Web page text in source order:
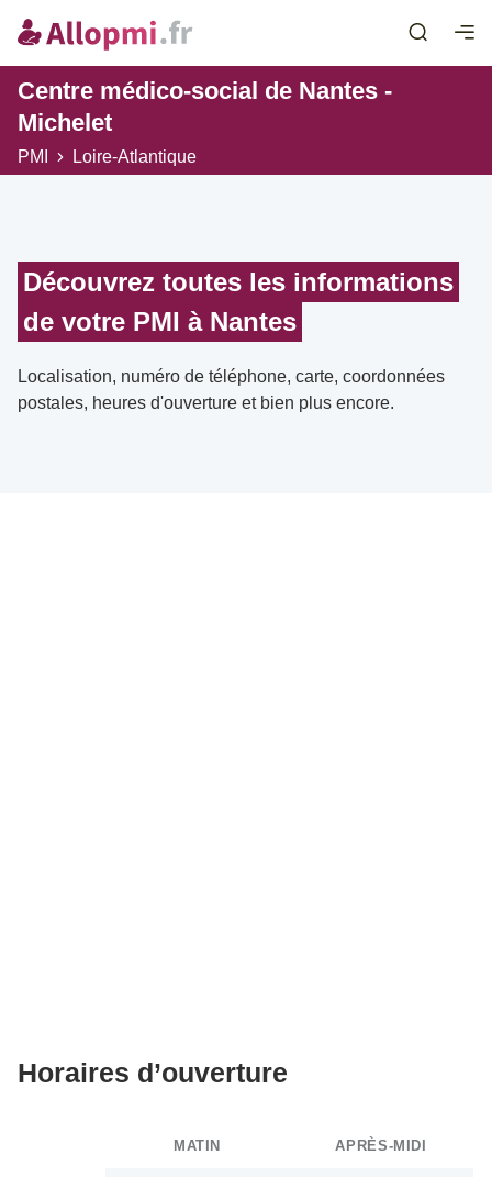
Centre médico-social de Nantes -
Michelet
PMI Loire-Atlantique
Découvrez toutes les informations
de votre PMI à Nantes
Localisation, numéro de téléphone, carte, coordonnées
postales, heures d'ouverture et bien plus encore.
Horaires d’ouverture
MATIN APRÈS-MIDI